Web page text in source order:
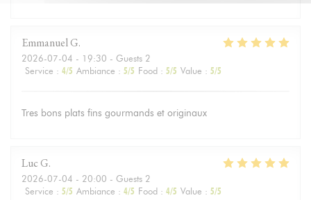
EmmanuelG
2026-07-04 - 19:30 - Guests 2
Service : 4/5 Ambiance : 5/5 Food : 5/5 Value : 5/5
Tres bons plats fins gourmands et originaux
LucG
2026-07-04 - 20:00 - Guests 2
Service : 5/5 Ambiance : 4/5 Food : 4/5 Value : 5/5